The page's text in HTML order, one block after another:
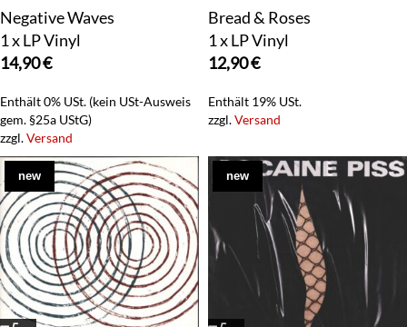
Negative Waves
1 x LP Vinyl
14,90€
Enthält 0% USt. (kein USt-Ausweis
gem. §25a UStG)
zzgl.Versand
Bread & Roses
1 x LP Vinyl
12,90€
Enthält 19% USt.
zzgl.Versand
new new